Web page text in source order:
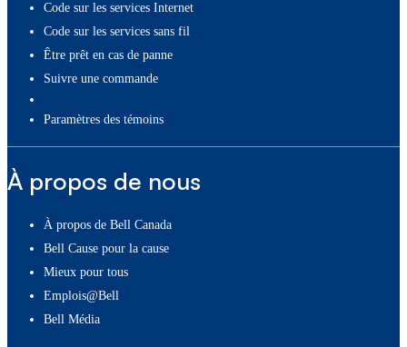
Code sur les services Internet
Code sur les services sans fil
Être prêt en cas de panne
Suivre une commande
paramètres des témoins
À propos de nous
À propos de Bell Canada
Bell Cause pour la cause
Mieux pour tous
Emplois@Bell
Bell Média